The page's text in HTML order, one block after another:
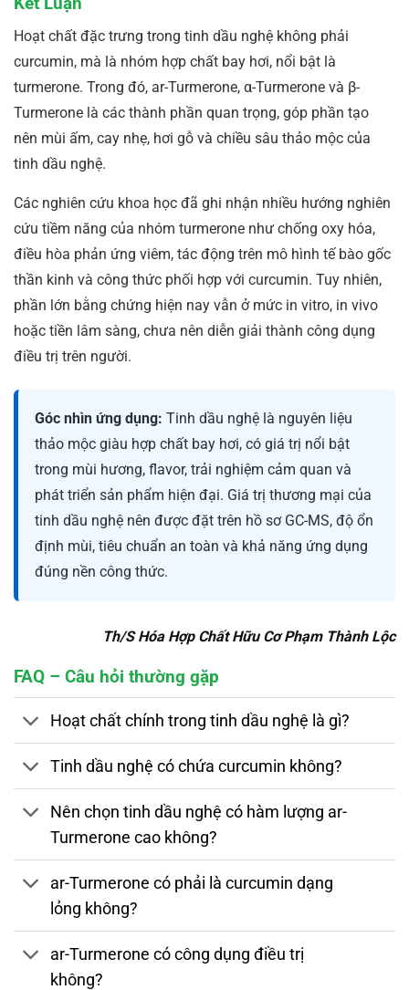
Hoạt chất đặc trưng trong tinh dầu nghệ không phải
curcumin, mà là nhóm hợp chất bay hơi, nổi bật là
turmerone. Trong đó, ar-Turmerone, α-Turmerone và β-
Turmerone là các thành phần quan trọng, góp phần tạo
nên mùi ấm, cay nhẹ, hơi gỗ và chiều sâu thảo mộc của
tinh dầu nghệ.
Các nghiên cứu khoa học đã ghi nhận nhiều hướng nghiên
cứu tiềm năng của nhóm turmerone như chống oxy hóa,
điều hòa phản ứng viêm, tác động trên mô hình tế bào gốc
thần kinh và công thức phối hợp với curcumin. Tuy nhiên,
phần lớn bằng chứng hiện nay vẫn ở mức in vitro, in vivo
hoặc tiền lâm sàng, chưa nên diễn giải thành công dụng
điều trị trên người.
Góc nhìn ứng dụng: Tinh dầu nghệ là nguyên liệu
thảo mộc giàu hợp chất bay hơi, có giá trị nổi bật
trong mùi hương, flavor, trải nghiệm cảm quan và
phát triển sản phẩm hiện đại. Giá trị thương mại của
tinh dầu nghệ nên được đặt trên hồ sơ GC-MS, độ ổn
định mùi, tiêu chuẩn an toàn và khả năng ứng dụng
đúng nền công thức.
Th/S Hóa Hợp Chất Hữu Cơ Phạm Thành Lộc
FAQ – Câu hỏi thường gặp
Hoạt chất chính trong tinh dầu nghệ là gì?
Tinh dầu nghệ có chứa curcumin không?
Nên chọn tinh dầu nghệ có hàm lượng ar-
Turmerone cao không?
ar-Turmerone có phải là curcumin dạng
lỏng không?
ar-Turmerone có công dụng điều trị
không?